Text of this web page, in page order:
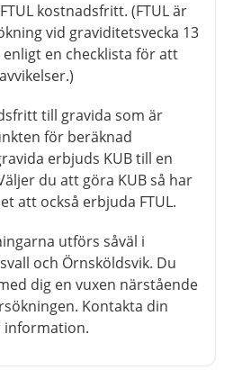
kostnadsfritt. (FTUL är
vid graviditetsvecka 13
en checklista för att
till gravida som är
för beräknad
erbjuds KUB till en
du att göra KUB så har
att också erbjuda FTUL.
utförs såväl i
och Örnsköldsvik. Du
dig en vuxen närstående
Kontakta din
information.